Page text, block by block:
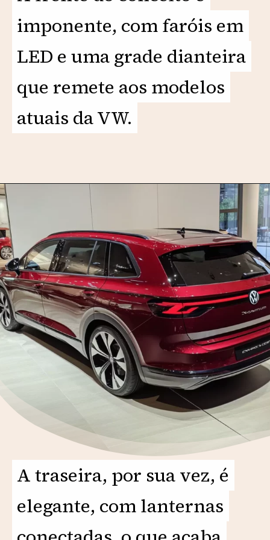
imponente, com faróis em
LED e uma grade dianteira
que remete aos modelos
atuais da VW.
imponente, com faróis em
LED e uma grade dianteira
que remete aos modelos
atuais da VW.
https://motorprime.com.br/nova-vw-santana-quantum-sportline-2026-a-station-wagon-reimaginada/
A traseira, por sua vez, é
elegante, com lanternas
A traseira, por sua vez, é
elegante, com lanternas